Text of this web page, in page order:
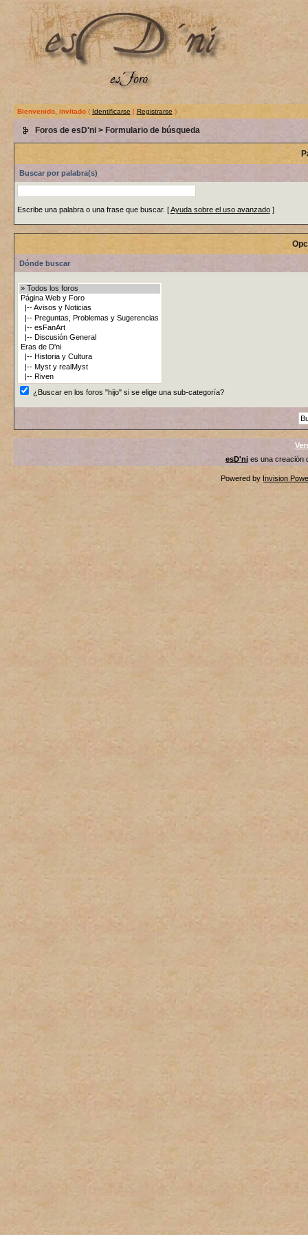
Bienvenido, invitado( Identificarse | Registrarse )
Foros de esD'ni> Formulario de búsqueda
Buscar por palabra(s)
Escribe una palabra o una frase que buscar. [Ayuda sobre el uso avanzado]
Dónde buscar
¿Buscar en los foros "hijo" si se elige una sub-categoría?
esD'nies una creación
Powered by Invision